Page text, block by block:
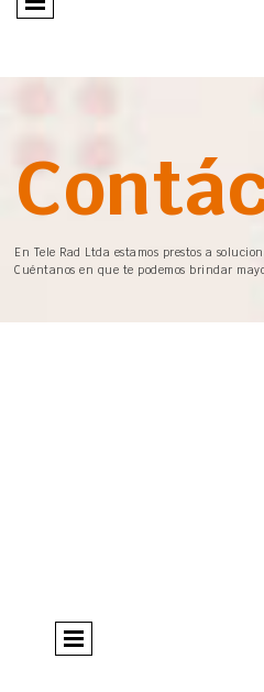
En Tele Rad Ltda estamos prestos a
Cuéntanos en que te podemos brindar